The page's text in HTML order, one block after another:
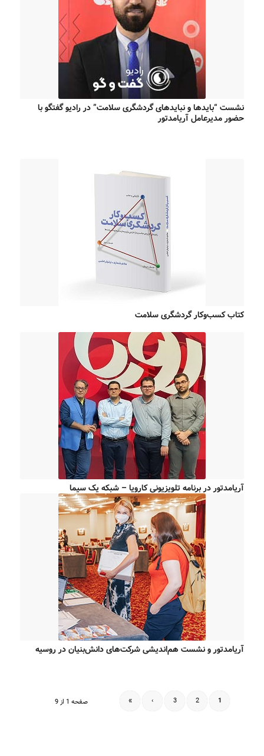
نشست “بایدها و نبایدهای گردشگری سلامت” در رادیو گفتگو با
حضور مدیرعامل آریامدتور
کتاب کسب‌وکار گردشگری سلامت
آریامدتور در برنامه تلویزیونی کارویا – شبکه یک سیما
آریامدتور و نشست هم‌اندیشی شرکت‌های دانش‌بنیان در روسیه
صفحه 1 از 9 1
2
3
›
»